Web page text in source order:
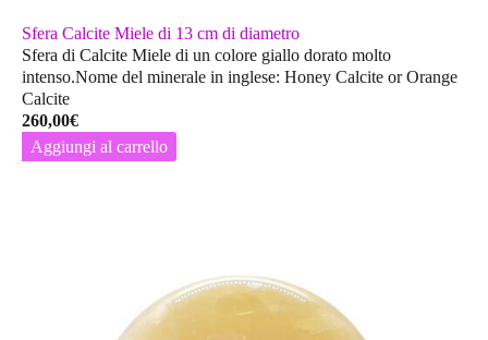
Sfera Calcite Miele di 13 cm di diametro
Sfera di Calcite Miele di un colore giallo dorato molto
intenso.Nome del minerale in inglese: Honey Calcite or Orange
Calcite
260,00€
Aggiungi al carrello